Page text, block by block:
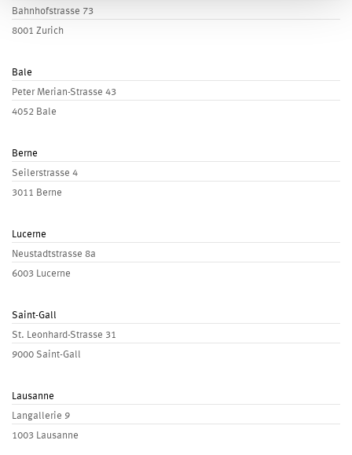
Bahnhofstrasse 73
8001 Zurich
Bale
Peter Merian-Strasse 43
4052 Bale
Berne
Seilerstrasse 4
3011 Berne
Lucerne
Neustadtstrasse 8a
6003 Lucerne
Saint-Gall
St. Leonhard-Strasse 31
9000 Saint-Gall
Lausanne
Langallerie 9
1003 Lausanne